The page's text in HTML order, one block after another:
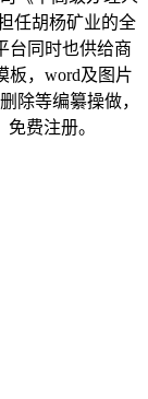
任胡杨矿业的全
台同时也供给商
板，word及图片
除等编纂操做，
费注册。